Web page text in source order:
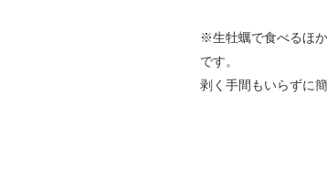
※生牡蠣で食べるほ
です。
剥く手間もいらずに